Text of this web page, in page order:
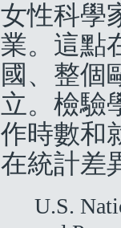
女性科學
業。這點
國、整個
立。檢驗
作時數和
在統計差
U.S.